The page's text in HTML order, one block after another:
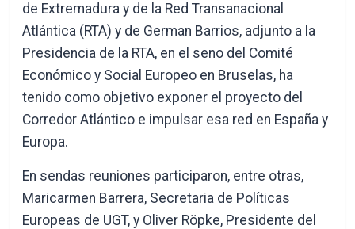
de Extremadura y de la Red Transanacional
Atlántica (RTA) y de German Barrios, adjunto a la
Presidencia de la RTA, en el seno del Comité
Económico y Social Europeo en Bruselas, ha
tenido como objetivo exponer el proyecto del
Corredor Atlántico e impulsar esa red en España y
Europa.
En sendas reuniones participaron, entre otras,
Maricarmen Barrera, Secretaria de Políticas
Europeas de UGT, y Oliver Röpke, Presidente del